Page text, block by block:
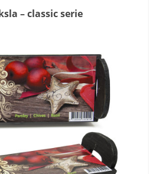
– classic serie